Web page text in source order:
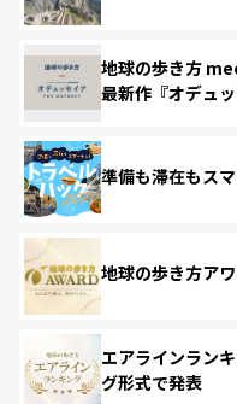
地球の歩き方
最新作『オデュッ
準備も滞在もス
地球の歩き方ア
エアラインラン
グ形式で発表